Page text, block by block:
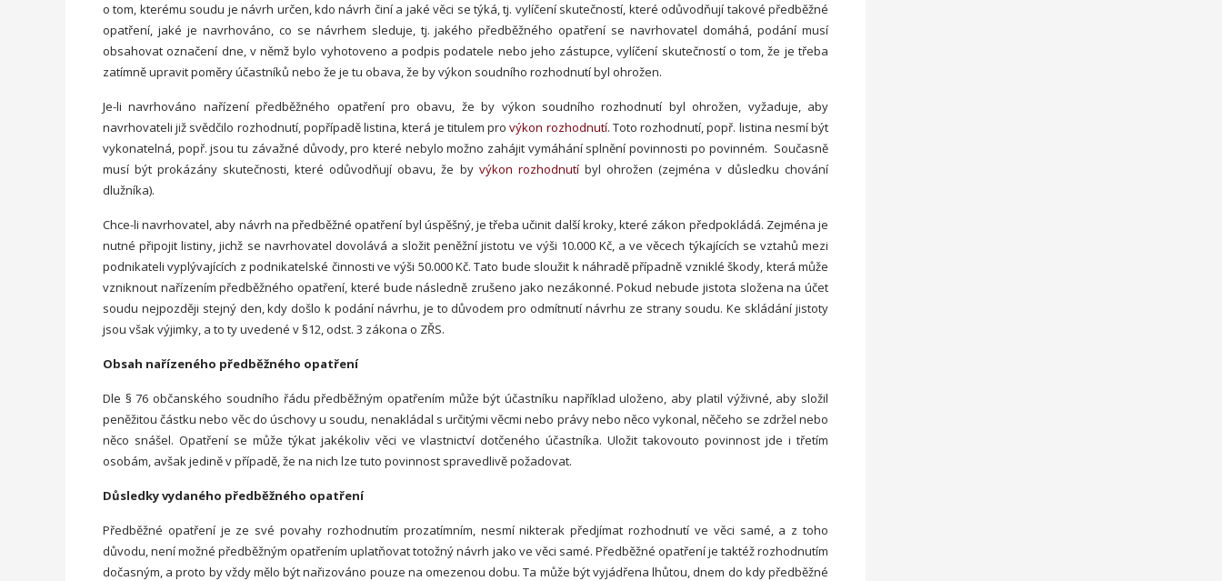
o tom, kterému soudu je návrh určen, kdo návrh činí a jaké věci se týká, tj. vylíčení skutečností, které odůvodňují takové předběžné
opatření, jaké je navrhováno, co se návrhem sleduje, tj. jakého předběžného opatření se navrhovatel domáhá, podání musí
obsahovat označení dne, v němž bylo vyhotoveno a podpis podatele nebo jeho zástupce, vylíčení skutečností o tom, že je třeba
zatímně upravit poměry účastníků nebo že je tu obava, že by výkon soudního rozhodnutí byl ohrožen.
Je-li navrhováno nařízení předběžného opatření pro obavu, že by výkon soudního rozhodnutí byl ohrožen, vyžaduje, aby
navrhovateli již svědčilo rozhodnutí, popřípadě listina, která je titulem provýkon rozhodnutí. Toto rozhodnutí, popř. listina nesmí být
vykonatelná, popř. jsou tu závažné důvody, pro které nebylo možno zahájit vymáhání splnění povinnosti po povinném. Současně
musí být prokázány skutečnosti, které odůvodňují obavu, že by výkon rozhodnutíbyl ohrožen (zejména v důsledku chování
dlužníka).
Chce-li navrhovatel, aby návrh na předběžné opatření byl úspěšný, je třeba učinit další kroky, které zákon předpokládá. Zejména je
nutné připojit listiny, jichž se navrhovatel dovolává a složit peněžní jistotu ve výši 10.000 Kč, a ve věcech týkajících se vztahů mezi
podnikateli vyplývajících z podnikatelské činnosti ve výši 50.000 Kč. Tato bude sloužit k náhradě případně vzniklé škody, která může
vzniknout nařízením předběžného opatření, které bude následně zrušeno jako nezákonné. Pokud nebude jistota složena na účet
soudu nejpozději stejný den, kdy došlo k podání návrhu, je to důvodem pro odmítnutí návrhu ze strany soudu. Ke skládání jistoty
jsou však výjimky, a to ty uvedené v §12, odst. 3 zákona o ZŘS.
Obsah nařízeného předběžného opatření
Dle § 76 občanského soudního řádu předběžným opatřením může být účastníku například uloženo, aby platil výživné, aby složil
peněžitou částku nebo věc do úschovy u soudu, nenakládal s určitými věcmi nebo právy nebo něco vykonal, něčeho se zdržel nebo
něco snášel. Opatření se může týkat jakékoliv věci ve vlastnictví dotčeného účastníka. Uložit takovouto povinnost jde i třetím
osobám, avšak jedině v případě, že na nich lze tuto povinnost spravedlivě požadovat.
Důsledky vydaného předběžného opatření
Předběžné opatření je ze své povahy rozhodnutím prozatímním, nesmí nikterak předjímat rozhodnutí ve věci samé, a z toho
důvodu, není možné předběžným opatřením uplatňovat totožný návrh jako ve věci samé. Předběžné opatření je taktéž rozhodnutím
dočasným, a proto by vždy mělo být nařizováno pouze na omezenou dobu. Ta může být vyjádřena lhůtou, dnem do kdy předběžné